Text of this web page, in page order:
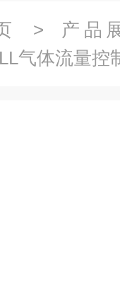
> 产品
气体流量控